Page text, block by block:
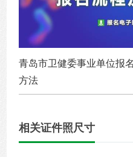
青岛市卫健委事业单位报
方法
相关证件照尺寸